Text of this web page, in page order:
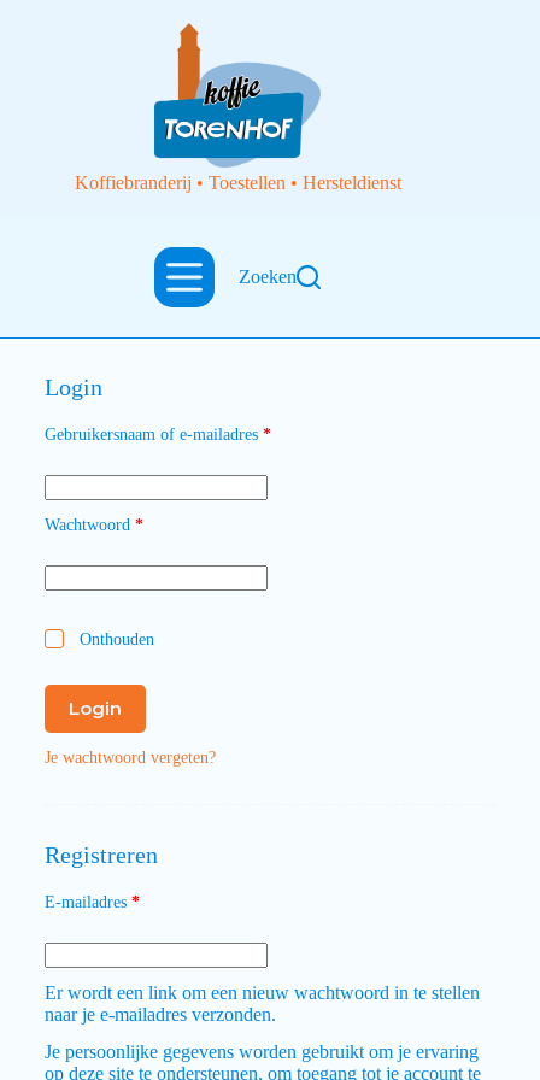
Koffiebranderij • Toestellen • Hersteldienst
Zoeken
Login
Gebruikersnaam of e-mailadres *
Wachtwoord *
Onthouden
Login
Je wachtwoord vergeten?
Registreren
E-mailadres *
Er wordt een link om een nieuw wachtwoord in te stellen
naar je e-mailadres verzonden.
Je persoonlijke gegevens worden gebruikt om je ervaring
op deze site te ondersteunen, om toegang tot je account te